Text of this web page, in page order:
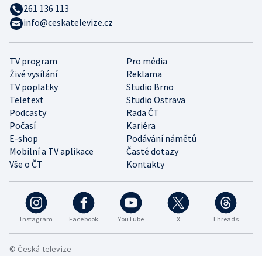
Instagram Facebook YouTube X Threads
TV program
Pro média
Živé vysílání
Reklama
TV poplatky
Studio Brno
Teletext
Studio Ostrava
Podcasty
Rada ČT
Počasí
Kariéra
E-shop
Podávání námětů
Mobilní a TV aplikace
Časté dotazy
Vše o ČT
Kontakty
261 136 113
info@ceskatelevize.cz
© Česká televize